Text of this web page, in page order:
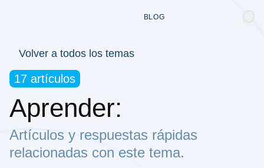
BLOG
Volver a todos los temas
17 artículos
Aprender:
Artículos y respuestas rápidas
relacionadas con este tema.